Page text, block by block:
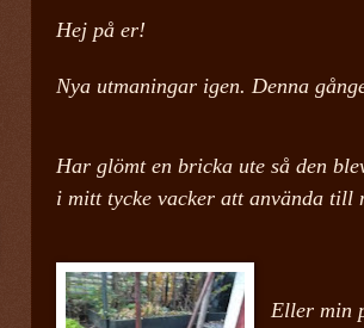
Hej på er!
Nya utmaningar igen. Denna
Har glömt en bricka ute så den
i mitt tycke vacker att använda till
Eller min